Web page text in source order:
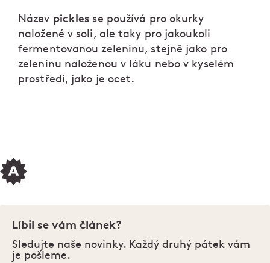
Název pickles se používá pro okurky
naložené v soli, ale taky pro jakoukoli
fermentovanou zeleninu, stejně jako pro
zeleninu naloženou v láku nebo v kyselém
prostředí, jako je ocet.
Líbil se vám článek?
Sledujte naše novinky. Každý druhý pátek vám
je pošleme.